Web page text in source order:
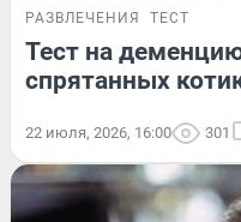
РАЗВЛЕЧЕНИЯ ТЕСТ
Тест на
спрятанных
22 июля, 2026, 16:00 301